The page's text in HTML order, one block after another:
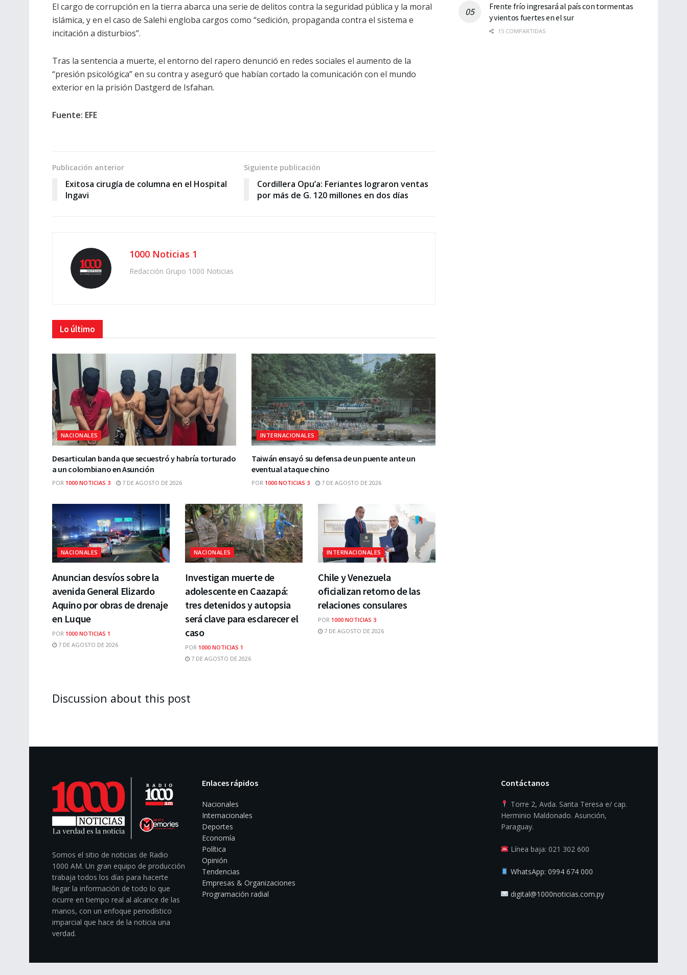
El cargo de corrupción en la tierra abarca una serie de delitos contra la seguridad pública y la moral
islámica, y en el caso de Salehi engloba cargos como “sedición, propaganda contra el sistema e
incitación a disturbios”.
Tras la sentencia a muerte, el entorno del rapero denunció en redes sociales el aumento de la
“presión psicológica” en su contra y aseguró que habían cortado la comunicación con el mundo
exterior en la prisión Dastgerd de Isfahan.
Fuente: EFE
Publicación anterior
Exitosa cirugía de columna en el Hospital
Ingavi
Siguiente publicación
Cordillera Opu’a: Feriantes lograron ventas
por más de G. 120 millones en dos días
1000 Noticias 1
Redacción Grupo 1000 Noticias
Lo último
NACIONALES
Desarticulan banda que secuestró y habría torturado
a un colombiano en Asunción
POR 1000 NOTICIAS 3 7 DE AGOSTO DE 2026
INTERNACIONALES
Taiwán ensayó su defensa de un puente ante un
eventual ataque chino
POR 1000 NOTICIAS 3 7 DE AGOSTO DE 2026
NACIONALES
Anuncian desvíos sobre la
avenida General Elizardo
Aquino por obras de drenaje
en Luque
POR 1000 NOTICIAS 1
7 DE AGOSTO DE 2026
NACIONALES
Investigan muerte de
adolescente en Caazapá:
tres detenidos y autopsia
será clave para esclarecer el
caso
POR 1000 NOTICIAS 1
7 DE AGOSTO DE 2026
INTERNACIONALES
Chile y Venezuela
oficializan retorno de las
relaciones consulares
POR 1000 NOTICIAS 3
7 DE AGOSTO DE 2026
Discussion about this post
Frente frío ingresará al país con tormentas
y vientos fuertes en el sur
15 COMPARTIDAS
Somos el sitio de noticias de Radio
1000 AM. Un gran equipo de producción
trabaja todos los días para hacerte
llegar la información de todo lo que
ocurre en tiempo real al alcance de las
manos, con un enfoque periodístico
imparcial que hace de la noticia una
verdad.
Enlaces rápidos
Nacionales
Internacionales
Deportes
Economía
Política
Opinión
Tendencias
Empresas & Organizaciones
Programación radial
Contáctanos
Torre 2, Avda. Santa Teresa e/ cap.
Herminio Maldonado. Asunción,
Paraguay.
Línea baja: 021 302 600
WhatsApp: 0994 674 000
digital@1000noticias.com.py